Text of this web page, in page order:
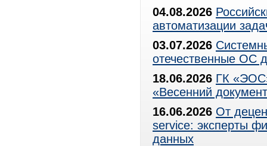
04.08.2026
автоматизации
03.07.2026
отечественные ОС
18.06.2026 ГК
«Весенний
16.06.2026 От
service: эксперты
данных